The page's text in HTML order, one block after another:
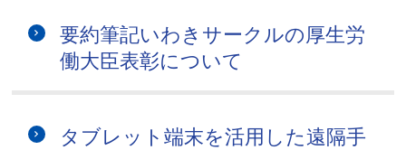
要約筆記いわきサークルの厚生労
働大臣表彰について
タブレット端末を活用した遠隔手